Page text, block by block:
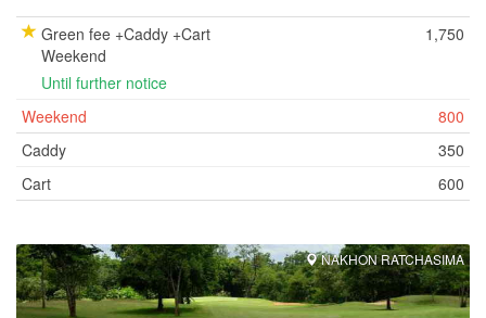
Green fee +Caddy +Cart
Weekend
Until further notice
1,750
Weekend
800
Caddy
350
Cart
600
NAKHON RATCHASIMA